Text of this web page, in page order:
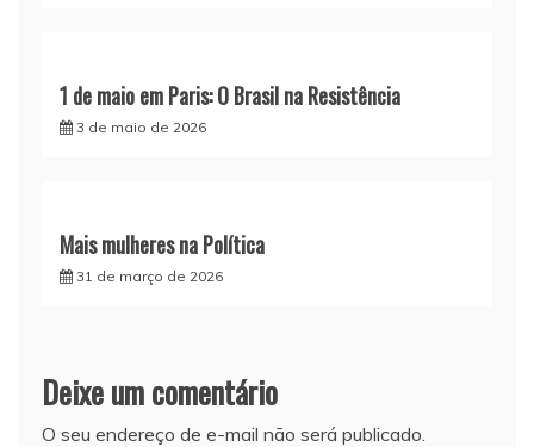
1 de maio em Paris: O Brasil na Resistência
3 de maio de 2026
Mais mulheres na Política
31 de março de 2026
Deixe um comentário
O seu endereço de e-mail não será publicado.